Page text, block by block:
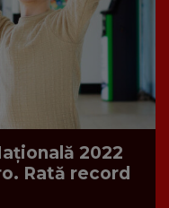
2022
Rată record